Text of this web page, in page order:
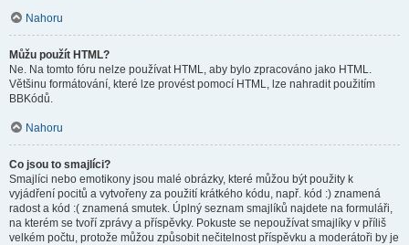
Nahoru
Můžu použít HTML?
Ne. Na tomto fóru nelze používat HTML, aby bylo zpracováno jako HTML.
Většinu formátování, které lze provést pomocí HTML, lze nahradit použitím
BBKódů.
Nahoru
Co jsou to smajlíci?
Smajlíci nebo emotikony jsou malé obrázky, které můžou být použity k
vyjádření pocitů a vytvořeny za použití krátkého kódu, např. kód :) znamená
radost a kód :( znamená smutek. Úplný seznam smajlíků najdete na formuláři,
na kterém se tvoří zprávy a příspěvky. Pokuste se nepoužívat smajlíky v příliš
velkém počtu, protože můžou způsobit nečitelnost příspěvku a moderátoři by je